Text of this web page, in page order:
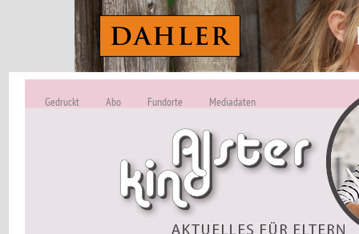
ALSTERKIND -
Alles Neu
Gedruckt Abo Fundorte Mediadaten